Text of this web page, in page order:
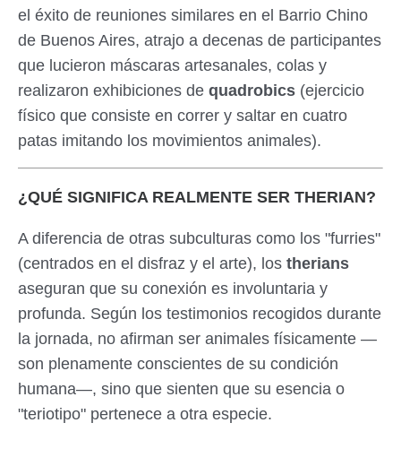
el éxito de reuniones similares en el Barrio Chino
de Buenos Aires, atrajo a decenas de participantes
que lucieron máscaras artesanales, colas y
realizaron exhibiciones de quadrobics (ejercicio
físico que consiste en correr y saltar en cuatro
patas imitando los movimientos animales).
¿QUÉ SIGNIFICA REALMENTE SER THERIAN?
A diferencia de otras subculturas como los "furries"
(centrados en el disfraz y el arte), los therians
aseguran que su conexión es involuntaria y
profunda. Según los testimonios recogidos durante
la jornada, no afirman ser animales físicamente —
son plenamente conscientes de su condición
humana—, sino que sienten que su esencia o
"teriotipo" pertenece a otra especie.